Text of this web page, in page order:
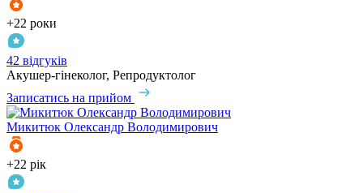
+22 роки
42 відгуків
Акушер-гінеколог, Репродуктолог
Записатись на прийом
Микитюк Олександр Володимирович
+22 рік